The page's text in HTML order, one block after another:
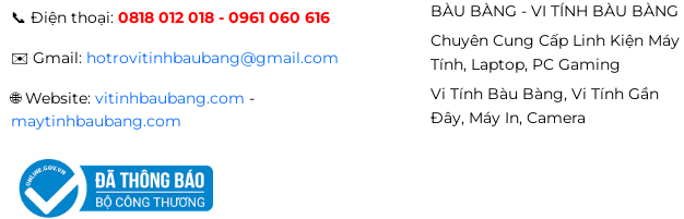
🔧 4. Khả năng tương thích linh kiện
🖥A620 | B650 | X670 | X670E
💾 Hỗ trợ:
📞 Điện thoại: 0818 012 018 - 0961 060 616
✉️ Gmail: hotrovitinhbaubang@gmail.com
🌐Website: vitinhbaubang.com -
maytinhbaubang.com
BÀU BÀNG - VI TÍNH BÀU BÀNG
Chuyên Cung Cấp Linh Kiện Máy
Tính, Laptop, PC Gaming
Vi Tính Bàu Bàng, Vi Tính Gần
Đây, Máy In, Camera